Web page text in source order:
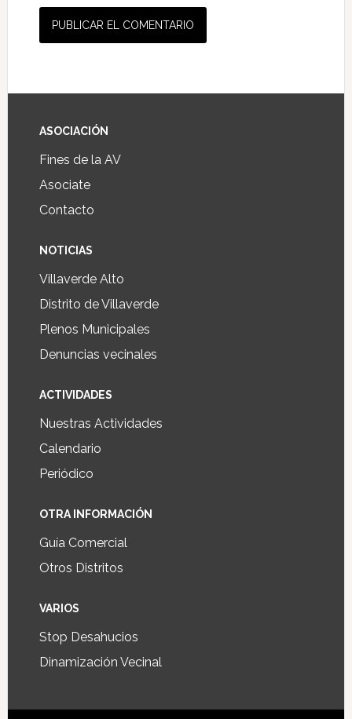
ASOCIACIÓN
Fines de la AV
Asociate
Contacto
NOTICIAS
Villaverde Alto
Distrito de Villaverde
Plenos Municipales
Denuncias vecinales
ACTIVIDADES
Nuestras Actividades
Calendario
Periódico
OTRA INFORMACIÓN
Guía Comercial
Otros Distritos
VARIOS
Stop Desahucios
Dinamización Vecinal